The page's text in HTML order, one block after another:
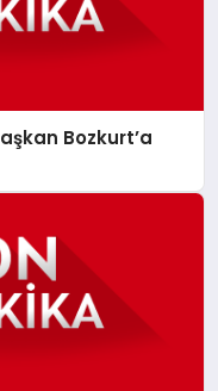
Bozkurt’a